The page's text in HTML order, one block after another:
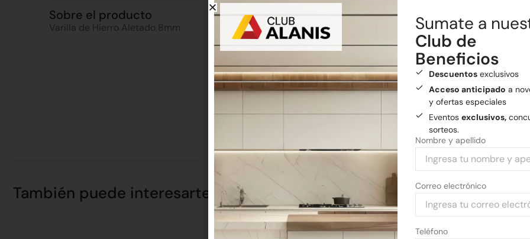
Sobre el producto
Varilla de Hierro Aletado 8mm
Realizamos envíos a todo
Envío gratis a
Medios de pago
Pagá tu compra con
También puede interesarte
Sumate a
Club de
Beneficios
Descuentosexclusivos
Acceso anticipado a
y ofertas especiales
Eventos exclusivos,
sorteos.
Nombre y apellido
Correo electrónico
Teléfono